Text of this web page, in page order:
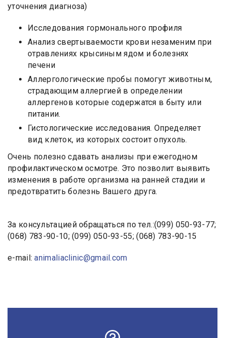
уточнения диагноза)
Исследования гормонального профиля
Анализ свертываемости крови незаменим при
отравлениях крысиным ядом и болезнях
печени
Аллергологические пробы помогут животным,
страдающим аллергией в определении
аллергенов которые содержатся в быту или
питании.
Гистологические исследования. Определяет
вид клеток, из которых состоит опухоль.
Очень полезно сдавать анализы при ежегодном
профилактическом осмотре. Это позволит выявить
изменения в работе организма на ранней стадии и
предотвратить болезнь Вашего друга.
За консультацией обращаться по тел.:(099) 050-93-77;
(068) 783-90-10; (099) 050-93-55; (068) 783-90-15
e-mail:animaliaclinic@gmail.com